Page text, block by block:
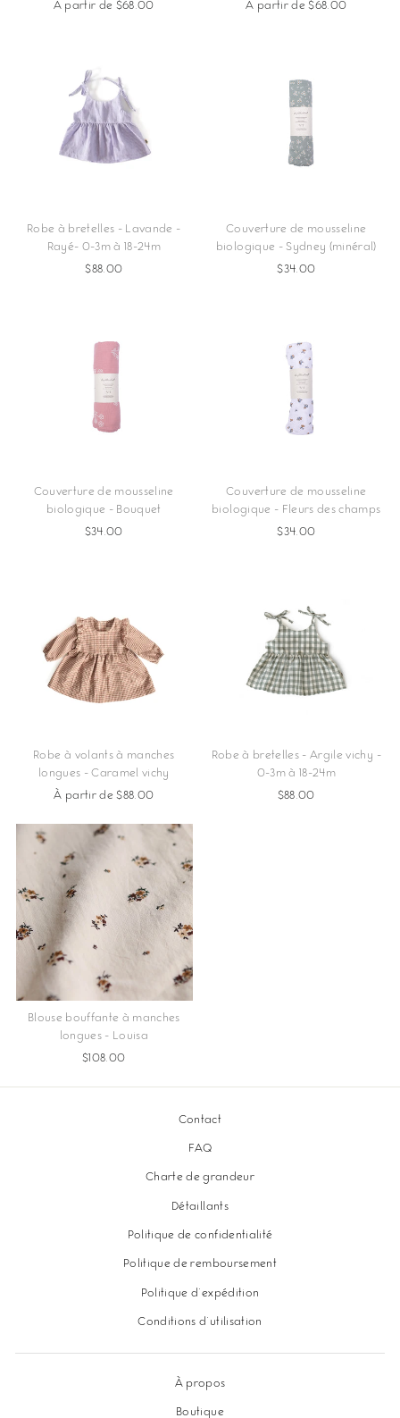
À partir de $68.00 À partir de $68.00
Robe à bretelles - Lavande -
Rayé- 0-3m à 18-24m
$88.00
Couverture de mousseline
biologique - Sydney (minéral)
$34.00
Couverture de mousseline
biologique - Bouquet
$34.00
Couverture de mousseline
biologique - Fleurs des champs
$34.00
Robe à volants à manches
longues - Caramel vichy
À partir de $88.00
Robe à bretelles - Argile vichy -
0-3m à 18-24m
$88.00
Blouse bouffante à manches
longues - Louisa
$108.00
Contact
FAQ
Charte de grandeur
Détaillants
Politique de confidentialité
Politique de remboursement
Politique d'expédition
Conditions d'utilisation
À propos
Boutique